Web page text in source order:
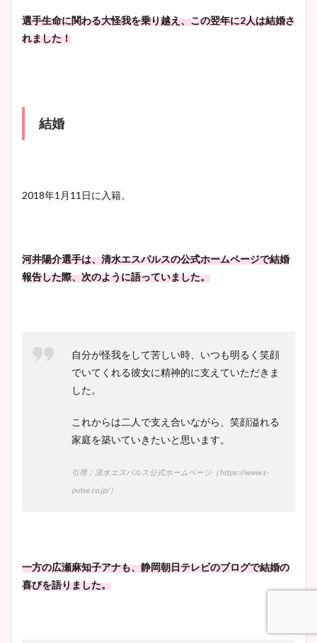
選手生命に関わる大怪我を乗り越え、この翌年に2人は結婚さ
れました！
結婚
2018年1月11日に入籍。
河井陽介選手は、清水エスパルスの公式ホームページで結婚
報告した際、次のように語っていました。
自分が怪我をして苦しい時、いつも明るく笑顔
でいてくれる彼女に精神的に支えていただきま
した。
これからは二人で支え合いながら、笑顔溢れる
家庭を築いていきたいと思います。
引用：清水エスパルス公式ホームページ（https://www.s-
pulse.co.jp/）
一方の広瀬麻知子アナも、静岡朝日テレビのブログで結婚の
喜びを語りました。